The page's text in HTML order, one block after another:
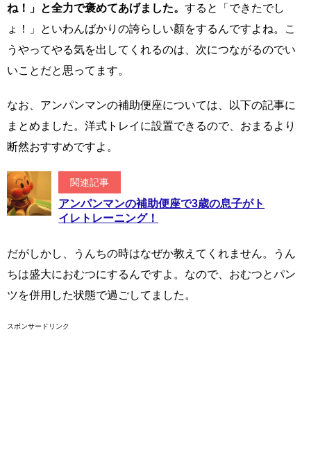
ね！」と全力で褒めてあげました。 すると「できたでし
ょ！」といわんばかりの誇らしい顏をするんですよね。こ
うやってやる気を出してくれるのは、次につながるのでい
いことだと思ってます。
なお、アンパンマンの補助便座については、以下の記事に
まとめました。洋式トレイに設置できるので、おまるより
断然おすすめですよ。
関連記事
アンパンマンの補助便座で3歳の息子がト
イレトレーニング！
だがしかし、うんちの時はなぜか教えてくれません。うん
ちは盛大におむつにするんですよ。なので、おむつとパン
ツを併用した状態で過ごしてました。
スポンサードリンク